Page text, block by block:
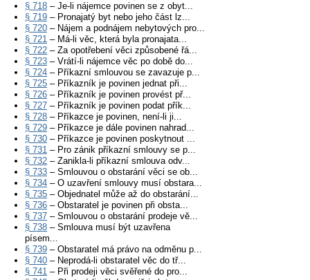
§ 718 – Je-li nájemce povinen se z obyt...
§ 719 – Pronajatý byt nebo jeho část lz...
§ 720 – Nájem a podnájem nebytových pro...
§ 721 – Má-li věc, která byla pronajata...
§ 722 – Za opotřebení věci způsobené řá...
§ 723 – Vrátí-li nájemce věc po době do...
§ 724 – Příkazní smlouvou se zavazuje p...
§ 725 – Příkazník je povinen jednat při...
§ 726 – Příkazník je povinen provést př...
§ 727 – Příkazník je povinen podat přík...
§ 728 – Příkazce je povinen, není-li ji...
§ 729 – Příkazce je dále povinen nahrad...
§ 730 – Příkazce je povinen poskytnout ...
§ 731 – Pro zánik příkazní smlouvy se p...
§ 732 – Zanikla-li příkazní smlouva odv...
§ 733 – Smlouvou o obstarání věci se ob...
§ 734 – O uzavření smlouvy musí obstara...
§ 735 – Objednatel může až do obstarání...
§ 736 – Obstaratel je povinen při obsta...
§ 737 – Smlouvou o obstarání prodeje vě...
§ 738 – Smlouva musí být uzavřena
písem...
§ 739 – Obstaratel má právo na odměnu p...
§ 740 – Neprodá-li obstaratel věc do tř...
§ 741 – Při prodeji věci svěřené do pro...